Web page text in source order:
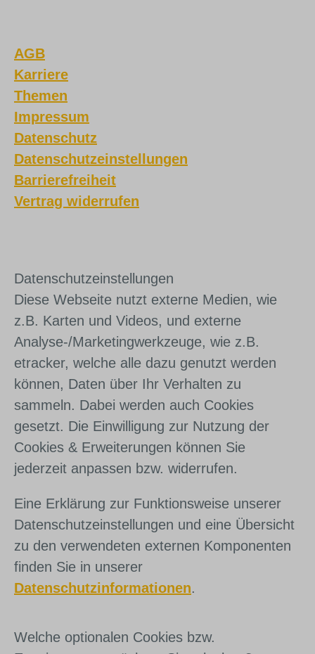
AGB
Karriere
Themen
Impressum
Datenschutz
Datenschutzeinstellungen
Barrierefreiheit
Vertrag widerrufen
Daten­schutz­ein­stel­lun­gen
Diese Webseite nutzt externe Medien, wie
z.B. Karten und Videos, und externe
Analyse-/Marketingwerkzeuge, wie z.B.
etracker, welche alle dazu genutzt werden
können, Daten über Ihr Verhalten zu
sammeln. Dabei werden auch Cookies
gesetzt. Die Einwilligung zur Nutzung der
Cookies & Erweiterungen können Sie
jederzeit anpassen bzw. widerrufen.
Eine Erklärung zur Funktionsweise unserer
Datenschutzeinstellungen und eine Übersicht
zu den verwendeten externen Komponenten
finden Sie in unserer
Datenschutzinformationen.
Welche optionalen Cookies bzw.